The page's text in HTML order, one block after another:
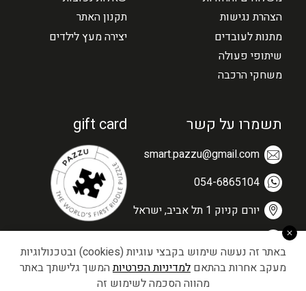
הצהרת נגישות
מתנות לעובדים
שיתופי פעולה
משחקי הרכבה
תקנון האתר
יצירה מעץ לילדים
תשמרו על קשר
smart.pazzu@gmail.com
054-6865104
יורם קניוק 1 תל אביב, ישראל
gift card
באתר זה נעשה שימוש בקבצי עוגיות (cookies) ובטכנולוגיות
מעקב אחרות בהתאם למדיניות הפרטיותהמשך גלישתך באתר
מהווה הסכמה לשימוש זה